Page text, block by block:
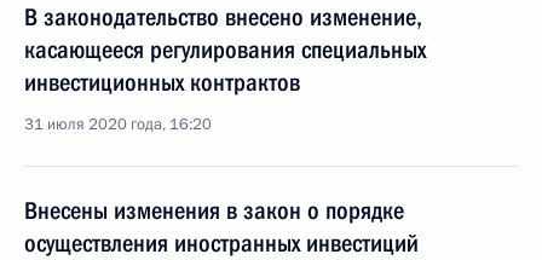
В законодательство внесено изменение,
касающееся регулирования специальных
инвестиционных контрактов
31 июля 2020 года, 16:20
Внесены изменения в закон о порядке
осуществления иностранных инвестиций